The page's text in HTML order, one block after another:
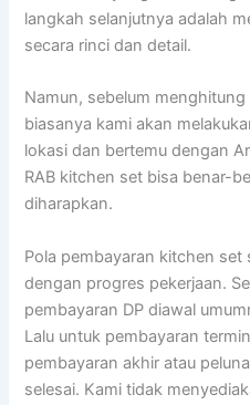
langkah selanjutnya adalah
secara rinci dan detail.
Namun, sebelum
biasanya kami akan
lokasi dan bertemu dengan
RAB kitchen set bisa benar-
diharapkan.
Pola pembayaran kitchen set
dengan progres pekerjaan.
pembayaran DP diawal
Lalu untuk pembayaran
pembayaran akhir atau
selesai. Kami tidak